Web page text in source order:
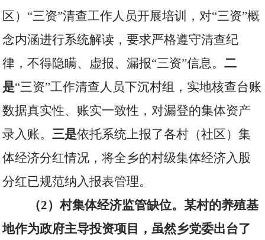
区）“三资”清查工作人员开展培训，对“三资”概
念内涵进行系统解读，要求严格遵守清查纪
律，不得隐瞒、虚报、漏报“三资”信息。二
是“三资”工作清查人员下沉村组，实地核查台账
数据真实性、账实一致性，对漏登的集体资产
录入账。三是依托系统上报了各村（社区）集
体经济分红情况，将全乡的村级集体经济入股
分红已规范纳入报表管理。
（2）村集体经济监管缺位。某村的养殖基
地作为政府主导投资项目，虽然乡党委出台了